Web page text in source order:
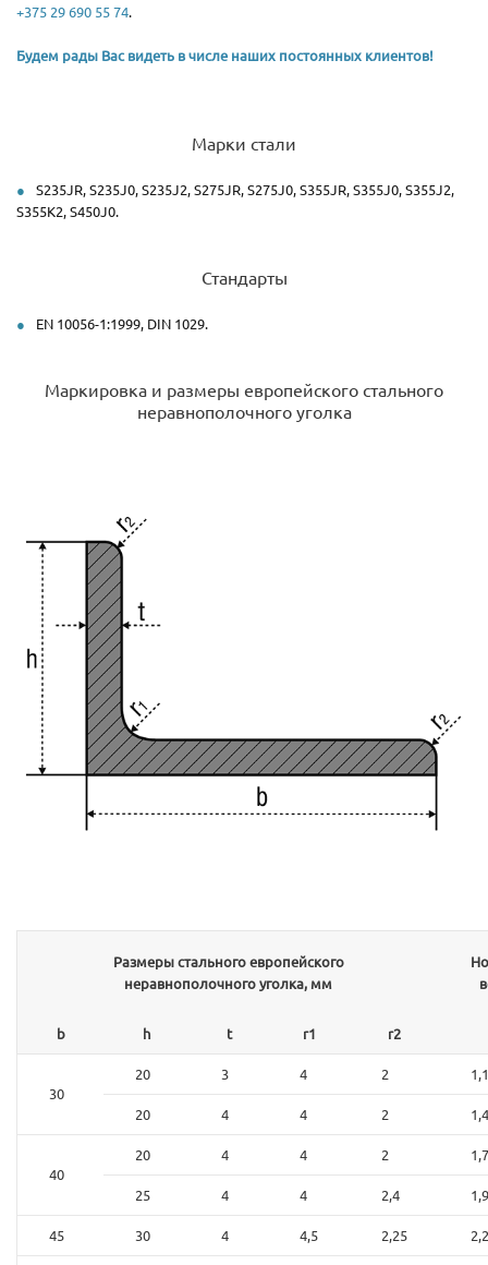
+375 29 690 55 74.
Будем рады Вас видеть в числе наших постоянных клиентов!
Марки стали
S235JR, S235J0, S235J2, S275JR, S275J0, S355JR, S355J0, S355J2,
S355K2, S450J0.
Стандарты
EN 10056-1:1999, DIN 1029.
Маркировка и размеры европейского стального
неравнополочного уголка
Размеры стального европейского
неравнополочного уголка, мм
b h t r1 r2
30
20 3 4 2
20 4 4 2
40
20 4 4 2
25 4 4 2,4
45 30 4 4,5 2,25